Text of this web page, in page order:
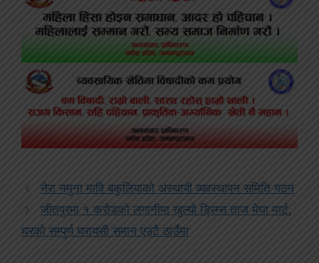
नेरा नमुना मावि बकुलियाको अस्थायी व्यवस्थापन समिति गठन
जीतपुरमा १ करोडको लगानीमा खुल्यो ड्रिम्स ताज मेघा मार्ट,
घरको सम्पुर्ण घरायसी समान एउटै ठाउँमा